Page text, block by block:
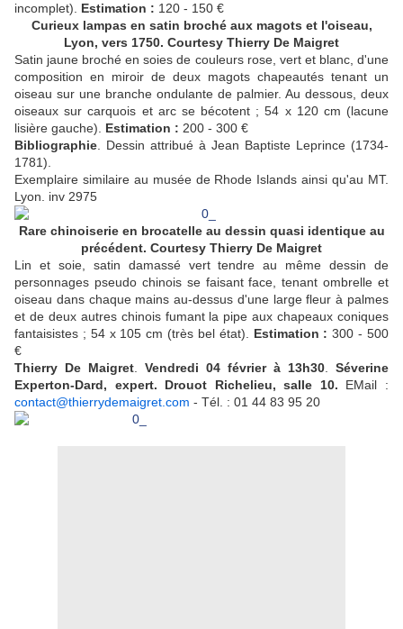
incomplet). Estimation : 120 - 150 €
Curieux lampas en satin broché aux magots et l'oiseau,
Lyon, vers 1750. Courtesy Thierry De Maigret
Satin jaune broché en soies de couleurs rose, vert et blanc, d'une
composition en miroir de deux magots chapeautés tenant un
oiseau sur une branche ondulante de palmier. Au dessous, deux
oiseaux sur carquois et arc se bécotent ; 54 x 120 cm (lacune
lisière gauche). Estimation : 200 - 300 €
Bibliographie . Dessin attribué à Jean Baptiste Leprince (1734-
1781).
Exemplaire similaire au musée de Rhode Islands ainsi qu'au MT.
Lyon. inv 2975
Rare chinoiserie en brocatelle au dessin quasi identique au
précédent. Courtesy Thierry De Maigret
Lin et soie, satin damassé vert tendre au même dessin de
personnages pseudo chinois se faisant face, tenant ombrelle et
oiseau dans chaque mains au-dessus d'une large fleur à palmes
et de deux autres chinois fumant la pipe aux chapeaux coniques
fantaisistes ; 54 x 105 cm (très bel état). Estimation :300 - 500
€
Thierry De Maigret
Vendredi 04 février à 13h30
Séverine
Experton-Dard, expert. Drouot Richelieu, salle 10. EMail :
contact@thierrydemaigret.com - Tél. : 01 44 83 95 20